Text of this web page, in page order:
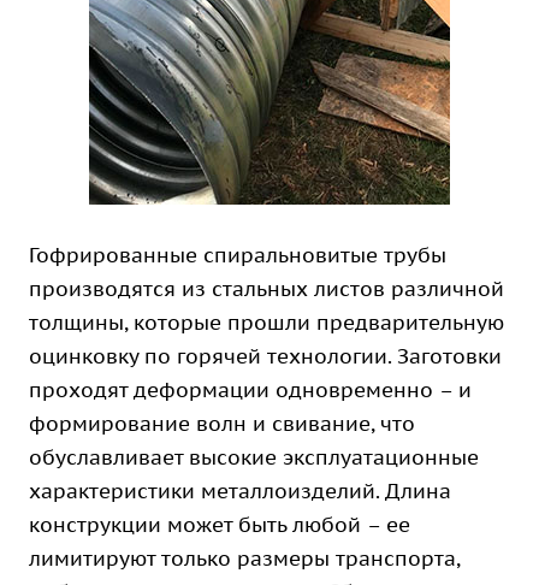
Гофрированные спиральновитые трубы
производятся из стальных листов различной
толщины, которые прошли предварительную
оцинковку по горячей технологии. Заготовки
проходят деформации одновременно – и
формирование волн и свивание, что
обуславливает высокие эксплуатационные
характеристики металлоизделий. Длина
конструкции может быть любой – ее
лимитируют только размеры транспорта,